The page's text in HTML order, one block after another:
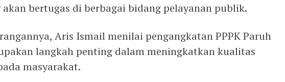
bertugas di berbagai bidang pelayanan publik.
Aris Ismail menilai pengangkatan PPPK Paruh
langkah penting dalam meningkatkan kualitas
masyarakat.